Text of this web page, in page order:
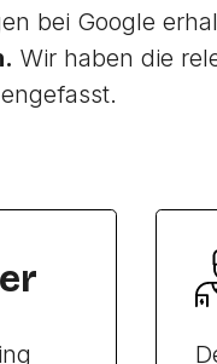
bei Google
Wir haben die